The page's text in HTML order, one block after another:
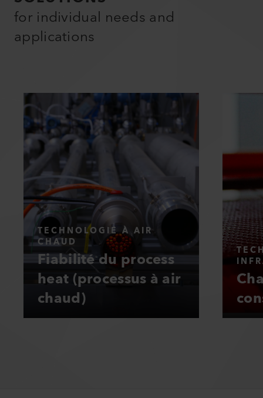
for individual needs and
applications
TECHNOLOGIE À AIR
CHAUD
Fiabilité du process
heat (processus à air
chaud)